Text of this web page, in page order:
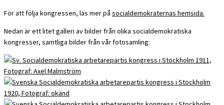
För att följa kongressen, läs mer på socialdemokraternas hemsida.
Nedan är ett litet galleri av bilder från olika socialdemokratiska
kongresser, samtliga bilder från vår fotosamling: